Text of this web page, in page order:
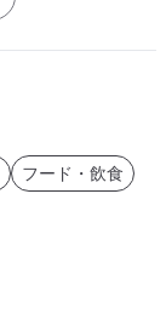
フード・飲食